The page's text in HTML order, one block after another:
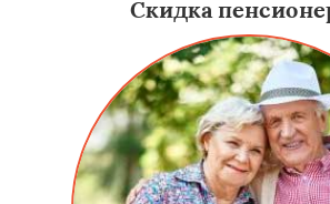
Скидка